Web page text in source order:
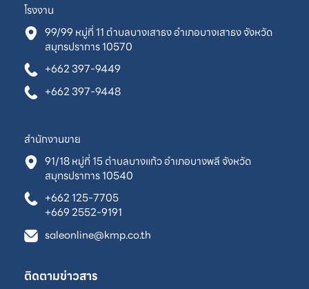
โรงงาน
99/99 หมู่ที่ 11 ตำบลบางเสาธง อำเภอบางเสาธง จังหวัด
สมุทรปราการ 10570
+662 397-9449
+662 397-9448
สำนักงานขาย
91/18 หมู่ที่ 15 ตำบลบางแก้ว อำเภอบางพลี จังหวัด
สมุทรปราการ 10540
+662 125-7705
+669 2552-9191
saleonline@kmp.co.th
ติดตามข่าวสาร